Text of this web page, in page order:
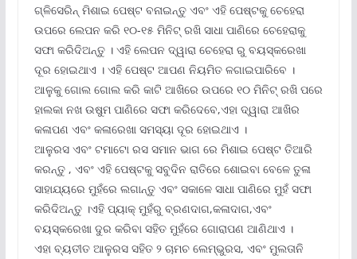
ଗ୍ଳିସେରିନ୍ ମିଶାଇ ପେଷ୍ଟ ବନାଇନ୍ତୁ ଏବଂ ଏହି ପେଷ୍ଟକୁ ଚେହେରା
ଉପରେ ଲେପନ କରି ୧୦-୧୫ ମିନିଟ୍ ରଖି ସାଧା ପାଣିରେ ଚେହେରାକୁ
ସଫା କରିଦିଅନ୍ତୁ । ଏହି ଲେପନ ଦ୍ୱାରା ଚେହେରା ରୁ ବୟସ୍କରେଖା
ଦୂର ହୋଇଥାଏ । ଏହି ପେଷ୍ଟ ଆପଣ ନିୟମିତ ଳଗାଇପାରିବେ ।
ଆଳୁକୁ ଗୋଲ ଗୋଲ କରି କାଟି ଆଖିରେ ଉପରେ ୧୦ ମିନିଟ୍ ରଖି ପରେ
ହାଲକା ନଖ ଉଷୁମ ପାଣିରେ ସଫା କରିଦେବେ,ଏହା ଦ୍ୱାରା ଆଖିର
କଳାପଣ ଏବଂ କଳାରେଖା ସମସ୍ୟା ଦୂର ହୋଇଥାଏ ।
ଆଳୁରସ ଏବଂ ଟମାଟୋ ରସ ସମାନ ଭାଗ ରେ ମିଶାଇ ପେଷ୍ଟ ତିଆରି
କରନ୍ତୁ , ଏବଂ ଏହି ପେଷ୍ଟକୁ ସବୁଦିନ ରାତିରେ ଶୋଇବା ବେଳେ ତୁଳା
ସାହାଯ୍ୟରେ ମୁହଁରେ ଲଗାନ୍ତୁ ଏବଂ ସକାଳେ ସାଧା ପାଣିରେ ମୁହଁ ସଫା
କରିଦିଅନ୍ତୁ ।ଏହି ପ୍ୟାକ୍ ମୁହଁରୁ ବ୍ରଣଦାଗ,କଳାଦାଗ,ଏବଂ
ବୟସ୍କରେଖା ଦୁର କରିବା ସହିତ ମୁହଁରେ ଗୋରାପଣ ଆଣିଥାଏ ।
ଏହା ବ୍ୟତୀତ ଆଳୁରସ ସହିତ ୨ ଚାମଚ ଲେମ୍ଭୁରସ, ଏବଂ ମୁଲତାନି